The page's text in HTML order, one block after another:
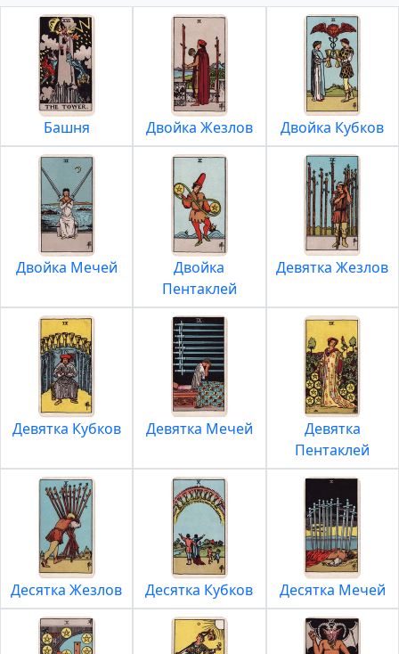
Башня Двойка Жезлов Двойка Кубков
Двойка Мечей
Двойка
Пентаклей
Девятка Жезлов
Девятка Кубков Девятка Мечей
Девятка
Пентаклей
Десятка Жезлов Десятка Кубков Десятка Мечей